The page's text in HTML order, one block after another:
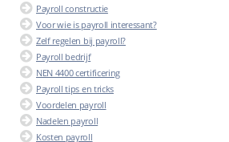
Payroll constructie
Voor wie is payroll interessant?
Zelf regelen bij payroll?
Payroll bedrijf
NEN 4400 certificering
Payroll tips en tricks
Voordelen payroll
Nadelen payroll
Kosten payroll